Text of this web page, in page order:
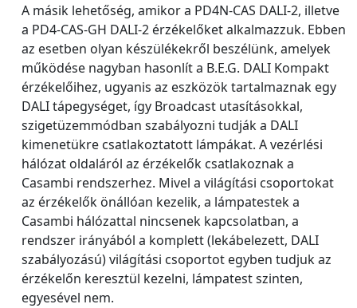
A másik lehetőség, amikor a PD4N-CAS DALI-2, illetve
a PD4-CAS-GH DALI-2 érzékelőket alkalmazzuk. Ebben
az esetben olyan készülékekről beszélünk, amelyek
működése nagyban hasonlít a B.E.G. DALI Kompakt
érzékelőihez, ugyanis az eszközök tartalmaznak egy
DALI tápegységet, így Broadcast utasításokkal,
szigetüzemmódban szabályozni tudják a DALI
kimenetükre csatlakoztatott lámpákat. A vezérlési
hálózat oldaláról az érzékelők csatlakoznak a
Casambi rendszerhez. Mivel a világítási csoportokat
az érzékelők önállóan kezelik, a lámpatestek a
Casambi hálózattal nincsenek kapcsolatban, a
rendszer irányából a komplett (lekábelezett, DALI
szabályozású) világítási csoportot egyben tudjuk az
érzékelőn keresztül kezelni, lámpatest szinten,
egyesével nem.